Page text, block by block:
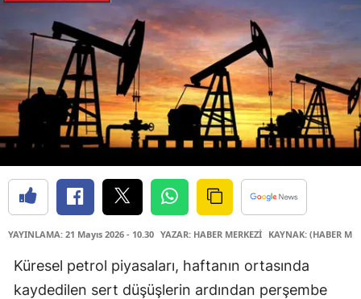
YAYINLAMA: 21 Mayıs 2026 - 10.30 YAZAR: HABER MERKEZİ KAYNAK: (HABER
Küresel petrol piyasaları, haftanın ortasında
kaydedilen sert düşüşlerin ardından perşembe